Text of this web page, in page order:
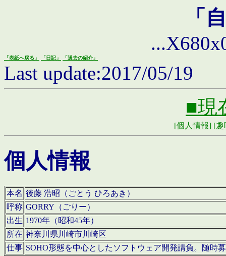
「
「表紙へ戻る」 「日記」 「過去の紹介」
Last update:2017/05/19
■現
[個人情報] [趣
個人情報
本名 後藤 浩昭（ごとう ひろあき）
呼称 GORRY（ごりー）
出生 1970年（昭和45年）
所在 神奈川県川崎市川崎区
仕事 SOHO形態を中心としたソフトウェア開発請負。随時